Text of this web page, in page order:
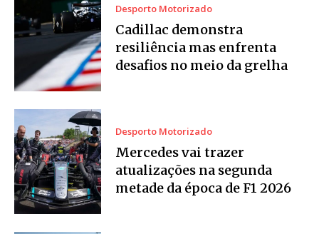
Desporto Motorizado
Cadillac demonstra
resiliência mas enfrenta
desafios no meio da grelha
Desporto Motorizado
Mercedes vai trazer
atualizações na segunda
metade da época de F1 2026